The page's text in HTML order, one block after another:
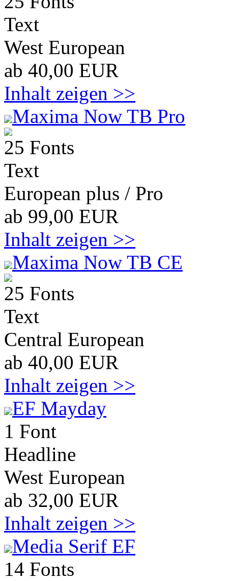
Text
West European
ab 40,00 EUR
Inhalt zeigen >>
Maxima Now TB Pro
25 Fonts
Text
European plus / Pro
ab 99,00 EUR
Inhalt zeigen >>
Maxima Now TB CE
25 Fonts
Text
Central European
ab 40,00 EUR
Inhalt zeigen >>
EF Mayday
1 Font
Headline
West European
ab 32,00 EUR
Inhalt zeigen >>
Media Serif EF
14 Fonts